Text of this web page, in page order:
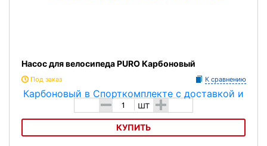
Насос для велосипеда PURO Карбоновый
Под заказ К сравнению
- шт +
КУПИТЬ